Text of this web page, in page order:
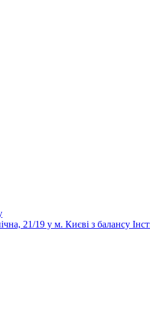
21/19 у м. Києві з балансу